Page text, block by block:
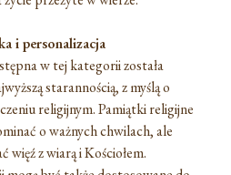
i personalizacja
w tej kategorii została
starannością, z myślą o
religijnym. Pamiątki religijne
o ważnych chwilach, ale
więź z wiarą i Kościołem.